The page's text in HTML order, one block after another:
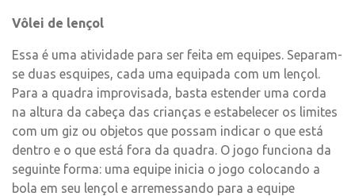
Vôlei de lençol
Essa é uma atividade para ser feita em equipes. Separam-
se duas esquipes, cada uma equipada com um lençol.
Para a quadra improvisada, basta estender uma corda
na altura da cabeça das crianças e estabelecer os limites
com um giz ou objetos que possam indicar o que está
dentro e o que está fora da quadra. O jogo funciona da
seguinte forma: uma equipe inicia o jogo colocando a
bola em seu lençol e arremessando para a equipe